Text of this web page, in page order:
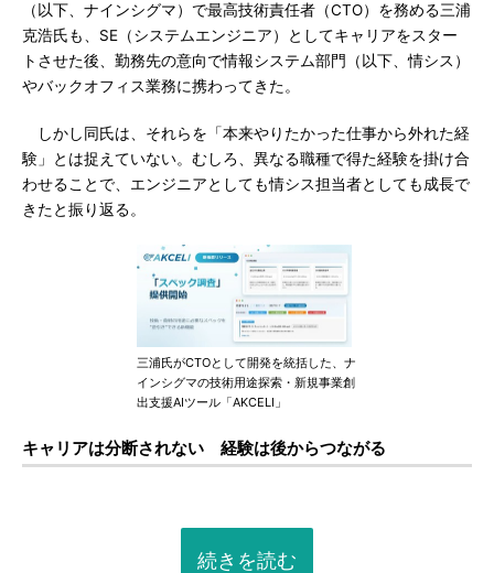
（以下、ナインシグマ）で最高技術責任者（CTO）を務める三浦
克浩氏も、SE（システムエンジニア）としてキャリアをスター
トさせた後、勤務先の意向で情報システム部門（以下、情シス）
やバックオフィス業務に携わってきた。
しかし同氏は、それらを「本来やりたかった仕事から外れた経
験」とは捉えていない。むしろ、異なる職種で得た経験を掛け合
わせることで、エンジニアとしても情シス担当者としても成長で
きたと振り返る。
三浦氏がCTOとして開発を統括した、ナ
インシグマの技術用途探索・新規事業創
出支援AIツール「AKCELI」
キャリアは分断されない 経験は後からつながる
続きを読む